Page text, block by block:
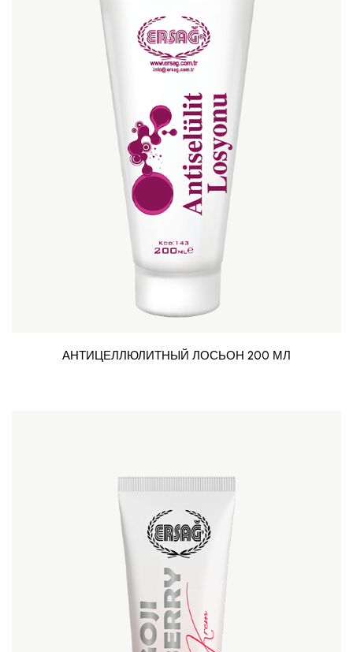
АНТИЦЕЛЛЮЛИТНЫЙ ЛОСЬОН 200 МЛ